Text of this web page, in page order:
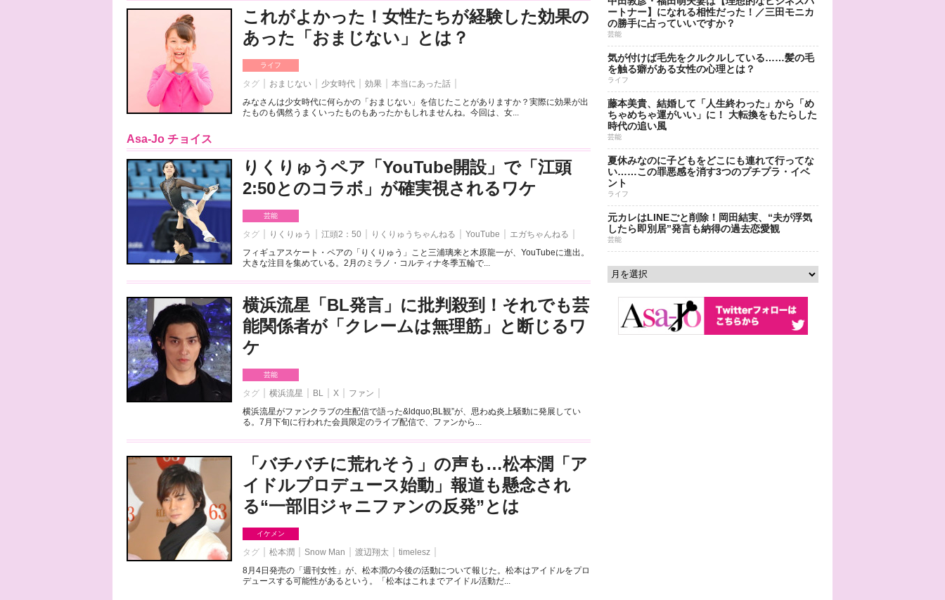
これがよかった！女性たちが経験した効果の
あった「おまじない」とは？
ライフ
タグ おまじない 少女時代 効果
本当にあった話
みなさんは少女時代に何らかの「おまじない」を信じたことがありますか？実際に効果が出
たものも偶然うまくいったものもあったかもしれませんね。今回は、女...
Asa-Jo チョイス
りくりゅうペア「YouTube開設」で「江頭
2:50とのコラボ」が確実視されるワケ
芸能
タグ りくりゅう 江頭2：50 りくりゅうちゃんねる YouTube
エガちゃんねる
フィギュアスケート・ペアの「りくりゅう」こと三浦璃来と木原龍一が、YouTubeに進出。
大きな注目を集めている。2月のミラノ・コルティナ冬季五輪で...
横浜流星「BL発言」に批判殺到！それでも芸
能関係者が「クレームは無理筋」と断じるワ
ケ
芸能
タグ 横浜流星 BL X
ファン
横浜流星がファンクラブの生配信で語った&ldquo;BL観”が、思わぬ炎上騒動に発展してい
る。7月下旬に行われた会員限定のライブ配信で、ファンから...
「バチバチに荒れそう」の声も…松本潤「ア
イドルプロデュース始動」報道も懸念され
る“一部旧ジャニファンの反発”とは
イケメン
タグ 松本潤 Snow Man 渡辺翔太
timelesz
8月4日発売の「週刊女性」が、松本潤の今後の活動について報じた。松本はアイドルをプロ
デュースする可能性があるという。「松本はこれまでアイドル活動だ...
ートナー】になれる相性だった！／三田モニカ
の勝手に占っていいですか？
芸能
気が付けば毛先をクルクルしている……髪の毛
を触る癖がある女性の心理とは？
ライフ
藤本美貴、結婚して「人生終わった」から「め
ちゃめちゃ運がいい」に！ 大転換をもたらした
時代の追い風
芸能
夏休みなのに子どもをどこにも連れて行ってな
い……この罪悪感を消す3つのプチプラ・イベ
ント
ライフ
元カレはLINEごと削除！岡田結実、“夫が浮気
したら即別居”発言も納得の過去恋愛観
芸能